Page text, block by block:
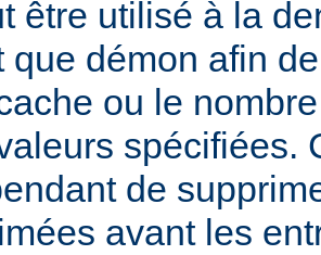
être utilisé à la
que démon afin
ou le
spécifiées.
de
avant les